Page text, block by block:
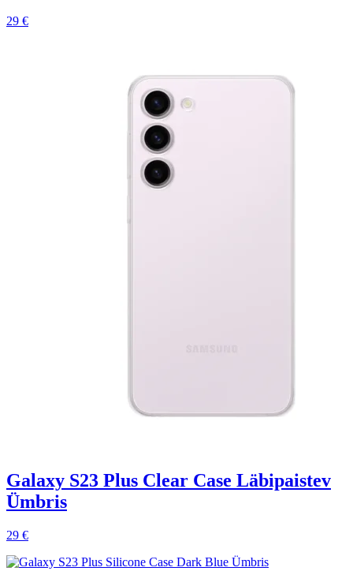
29 €
Galaxy S23 Plus Clear Case Läbipaistev
Ümbris
29 €